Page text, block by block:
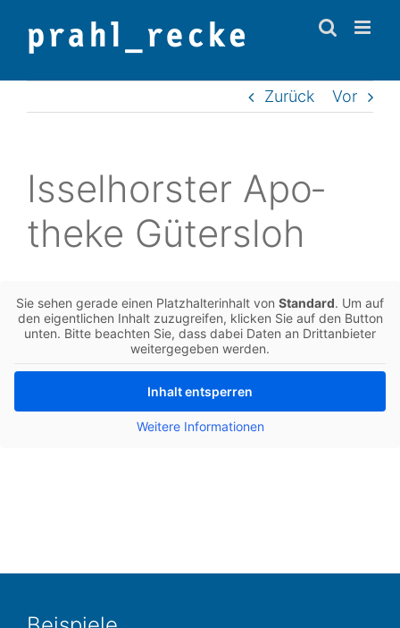
Inhalt
Zurück
Vor
Issel­hors­ter Apo­
the­ke Gütersloh
Sie sehen gerade einen Platz­hal­ter­in­halt von Stan­dard. Um auf
den eigent­li­chen Inhalt zuzu­grei­fen, kli­cken Sie auf den Button
unten. Bitte beach­ten Sie, dass dabei Daten an Dritt­an­bie­ter
wei­ter­ge­ge­ben werden.
Inhalt ent­sper­ren
Wei­te­re Infor­ma­tio­nen